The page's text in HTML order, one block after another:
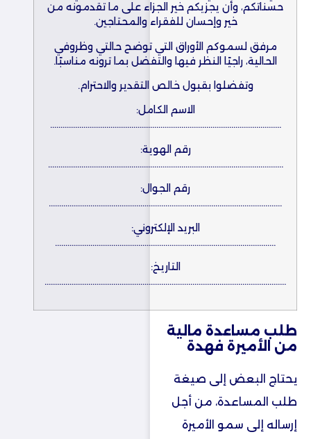
حسناتكم، وأن يجزيكم خير الجزاء على ما تقدمونه من
خير وإحسان للفقراء والمحتاجين.
مرفق لسموكم الأوراق التي توضح حالتي وظروفي
الحالية، راجيًا النظر فيها والتفضل بما ترونه مناسبًا.
وتفضلوا بقبول خالص التقدير والاحترام.
الاسم الكامل:
…………………………………………………………………………………………………
رقم الهوية:
…………………………………………………………………………………………………..
رقم الجوال:
………………………………………………………………………………………………….
البريد الإلكتروني:
…………………………………………………………………………………………….
التاريخ:
……………………………………………………………………………………………………..
طلب مساعدة مالية
من الأميرة فهدة
يحتاج البعض إلى صيغة
طلب المساعدة، من أجل
إرساله إلى سمو الأميرة